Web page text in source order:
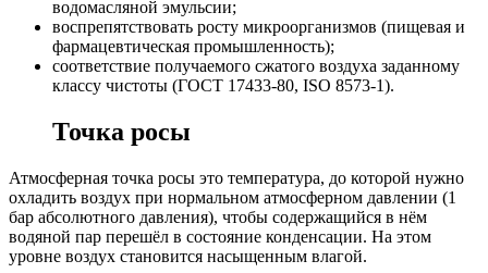
водомасляной эмульсии;
воспрепятствовать росту микроорганизмов (пищевая и
фармацевтическая промышленность);
соответствие получаемого сжатого воздуха заданному
классу чистоты (ГОСТ 17433-80, ISO 8573-1).
Точка росы
Атмосферная точка росы это температура, до которой нужно
охладить воздух при нормальном атмосферном давлении (1
бар абсолютного давления), чтобы содержащийся в нём
водяной пар перешёл в состояние конденсации. На этом
уровне воздух становится насыщенным влагой.